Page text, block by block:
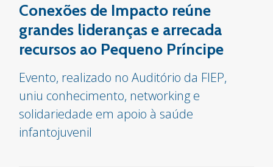
Conexões de Impacto reúne
grandes lideranças e arrecada
recursos ao Pequeno Príncipe
Evento, realizado no Auditório da FIEP,
uniu conhecimento, networking e
solidariedade em apoio à saúde
infantojuvenil